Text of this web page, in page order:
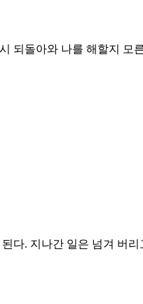
되돌아와 나를 해할지 모
다. 지나간 일은 넘겨 버